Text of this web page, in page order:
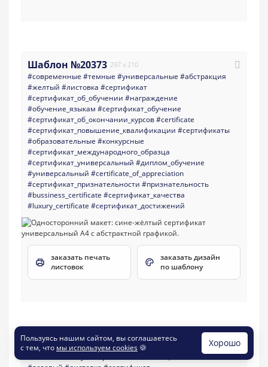
Шаблон №20373 297 x 210
#современные #темные #универсальные #абстракция
#желтый #листовка #сертификат
#сертификат_об_обучении #награждение
#обучение_языкам #сертификат_обучение
#сертификат_об_окончании_курсов#certificate
#сертификат_повышение_квалификации #сертификаты
#образовательные #конкурсные
#сертификат_международного_образца
#сертификат_универсальный #диплом_обучение
#универсальный #certificate_of_appreciation
#сертификат_признательности #признательность
#bussiness_certificate #сертификат_качества
#luxury_certificate #сертификат_достижений
заказать печать
листовок
заказать дизайн
по шаблону
Шаблон №20692 297 x 210
#светлые
Пользуясь нашим сайтом, вы соглашаетесь
с тем, что мы используем cookies 🍪 Хорошо